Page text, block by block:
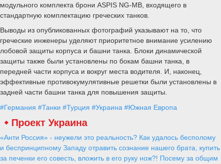
модульного комплекта брони ASPIS NG-MB, входящего в
стандартную комплектацию греческих танков.
Выводы из опубликованных фотографий указывают на то, что
греческие инженеры уделяют приоритетное внимание усилению
лобовой защиты корпуса и башни танка. Блоки динамической
защиты также были установлены по бокам башни танка, в
передней части корпуса и вокруг места водителя. И, наконец,
эффективные противокумулятивные решетки были установлены в
задней части башни танка для повышения защиты.
#Германия #Танки #Турция #Украина #Южная Европа
Проект Украина
«Анти Россия» - неужели это реальность? Как удалось бесполому
и беспринципному Западу отравить сознание нашего брата, купить
за печенки его совесть, вложить в его руку нож?! Посему за общим